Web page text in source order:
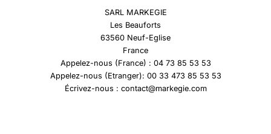
SARL MARKEGIE
Les Beauforts
63560 Neuf-Eglise
France
Appelez-nous (France) : 04 73 85 53 53
Appelez-nous (Etranger): 00 33 473 85 53 53
Écrivez-nous : contact@markegie.com